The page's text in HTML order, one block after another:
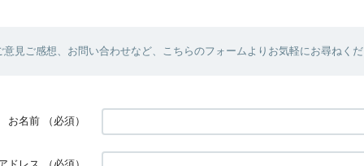
見ご感想、お問い合わせなど、こちらのフォームよりお気軽にお尋ねくだ
お名前 （必須）